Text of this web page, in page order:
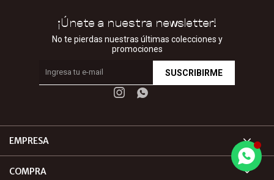
EMPRESA
COMPRA
¡Únete a nuestra newsletter!
No te pierdas nuestras últimas colecciones y
promociones
SUSCRIBIRME
 